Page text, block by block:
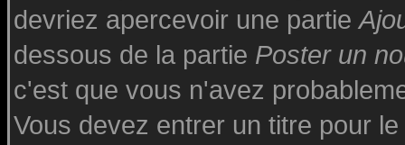
devriez apercevoir une partie
dessous de la partie Poster un
c'est que vous n'avez
Vous devez entrer un titre pour